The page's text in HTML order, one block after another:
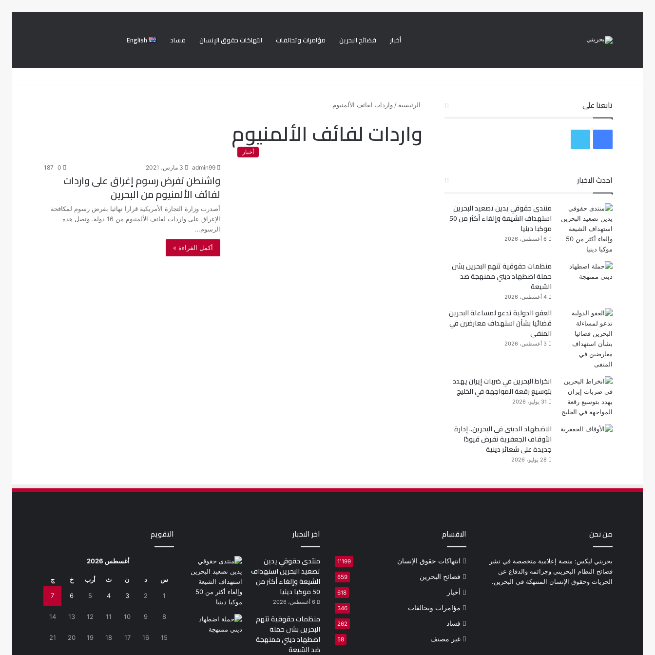
أخبار فضائح البحرين مؤامرات وتحالفات انتهاكات حقوق الإنسان فساد English
الرئيسية / واردات لفائف الألمنيوم
واردات لفائف الألمنيوم
أخبار
admin99 3 مارس، 2021 0
187
واشنطن تفرض رسوم إغراق على واردات
لفائف الألمنيوم من البحرين
أصدرت وزارة التجارة الأمريكية قرارا نهائيا بفرض رسوم لمكافحة
الإغراق على واردات لفائف الألمنيوم من 16 دولة. وتصل هذه
الرسوم…
أكمل القراءة »
تابعنا على
س
و
ك
ي
ر
احدث الاخبار
منتدى حقوقي يدين تصعيد البحرين
استهداف الشيعة وإلغاء أكثر من 50
موكبا دينيا
6 أغسطس، 2026
منظمات حقوقية تتهم البحرين بشن
حملة اضطهاد ديني ممنهجة ضد
الشيعة
4 أغسطس، 2026
العفو الدولية تدعو لمساءلة البحرين
قضائيا بشأن استهداف معارضين في
المنفى
3 أغسطس، 2026
انخراط البحرين في ضربات إيران يهدد
بتوسيع رقعة المواجهة في الخليج
31 يوليو، 2026
الاضطهاد الديني في البحرين.. إدارة
الأوقاف الجعفرية تفرض قيودًا
جديدة على شعائر دينية
28 يوليو، 2026
من نحن
بحريني ليكس: منصة إعلامية متخصصة في نشر
فضائح النظام البحريني وجرائمه والدفاع عن
الحريات وحقوق الإنسان المنتهكة في البحرين.
الاقسام
انتهاكات حقوق الإنسان 1٬199
فضائح البحرين 659
أخبار 618
مؤامرات وتحالفات 346
فساد 262
غير مصنف 58
اخر الاخبار
منتدى حقوقي يدين
تصعيد البحرين استهداف
الشيعة وإلغاء أكثر من
50 موكبا دينيا
6 أغسطس، 2026
منظمات حقوقية تتهم
البحرين بشن حملة
اضطهاد ديني ممنهجة
ضد الشيعة
التقويم
أغسطس 2026
س د ن ث أرب خ ج
1
2
3
4
5
6
7
8
9
10
11
12
13
14
15
16
17
18
19
20
21